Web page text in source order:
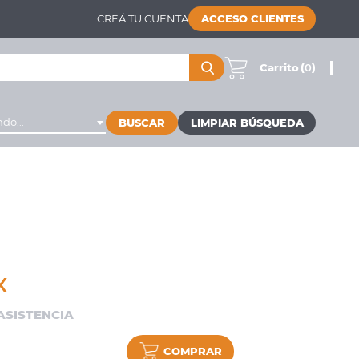
CREÁ TU CUENTA ACCESO CLIENTES
Carrito (0)
BUSCAR
COMPRAR